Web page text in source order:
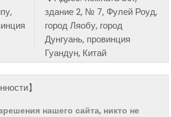
здание 2, № 7, Фулей Роуд,
город Ляобу, город
Дунгуань, провинция
Гуандун, Китай
】
нашего сайта, никто не